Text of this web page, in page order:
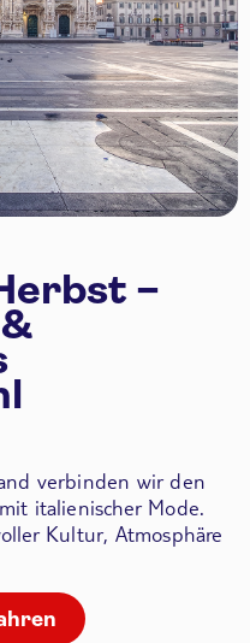
–
verbinden wir den
mit italienischer Mode.
Kultur, Atmosphäre